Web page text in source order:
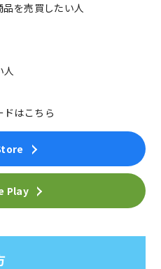
品を売買したい人
人
ドはこちら
Play